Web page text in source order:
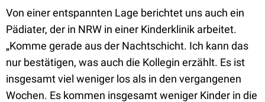
Von einer entspannten Lage berichtet uns auch ein
Pädiater, der in NRW in einer Kinderklinik arbeitet.
„Komme gerade aus der Nachtschicht. Ich kann das
nur bestätigen, was auch die Kollegin erzählt. Es ist
insgesamt viel weniger los als in den vergangenen
Wochen. Es kommen insgesamt weniger Kinder in die